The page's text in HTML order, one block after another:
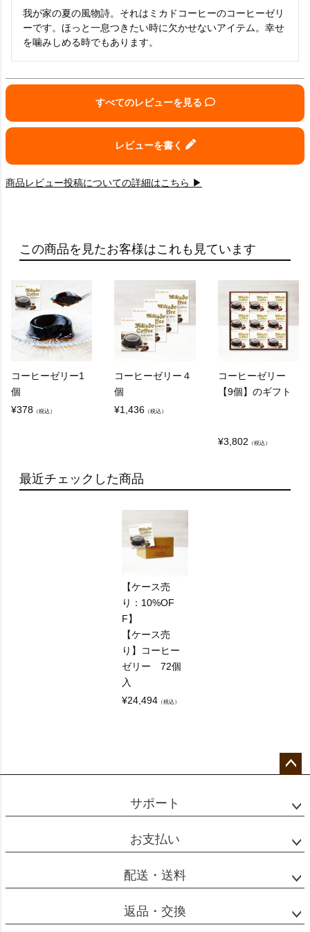
我が家の夏の風物詩。それはミカドコーヒーのコーヒーゼリ
ーです。ほっと一息つきたい時に欠かせないアイテム。幸せ
を噛みしめる時でもあります。
すべてのレビューを見る
レビューを書く
商品レビュー投稿についての詳細はこちら ▶
この商品を見たお客様はこれも見ています
コーヒーゼリー1
個
¥378 （税込）
コーヒーゼリー４
個
¥1,436 （税込）
コーヒーゼリー
【9個】のギフト
¥3,802 （税込）
最近チェックした商品
【ケース売
り：10%OF
F】
【ケース売
り】コーヒー
ゼリー 72個
入
¥24,494 （税込）
ップ
サポート
お支払い
配送・送料
返品・交換